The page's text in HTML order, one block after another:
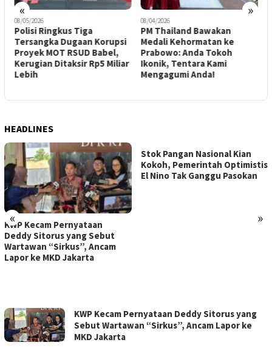
« »
08/05/2026
Polisi Ringkus Tiga
Tersangka Dugaan Korupsi
Proyek MOT RSUD Babel,
Kerugian Ditaksir Rp5 Miliar
Lebih
08/04/2026
PM Thailand Bawakan
Medali Kehormatan ke
Prabowo: Anda Tokoh
Ikonik, Tentara Kami
Mengagumi Anda!
HEADLINES
« »
KWP Kecam Pernyataan
Deddy Sitorus yang Sebut
Wartawan “Sirkus”, Ancam
Lapor ke MKD Jakarta
Stok Pangan Nasional Kian
Kokoh, Pemerintah Optimistis
El Nino Tak Ganggu Pasokan
PORTAL
RESMI
MASYARAKAT
INDONESIA
KWP Kecam Pernyataan Deddy Sitorus yang
Sebut Wartawan “Sirkus”, Ancam Lapor ke
MKD Jakarta